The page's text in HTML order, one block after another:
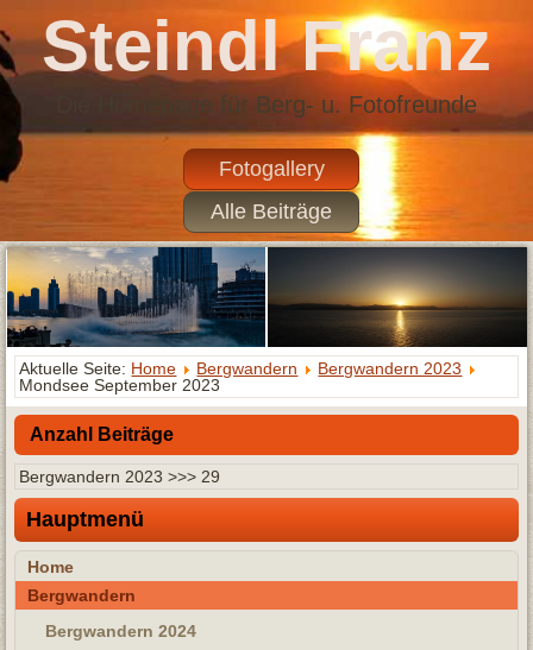
Steindl Franz
Die Homepage für Berg- u. Fotofreunde
Fotogallery
Alle Beiträge
Aktuelle Seite: Home Bergwandern
Bergwandern 2023
Mondsee September 2023
Anzahl Beiträge
Bergwandern 2023 >>> 29
Hauptmenü
Home
Bergwandern
Bergwandern 2024